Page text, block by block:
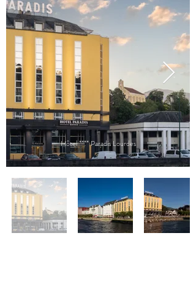
Hôtel **** Paradis Lourdes